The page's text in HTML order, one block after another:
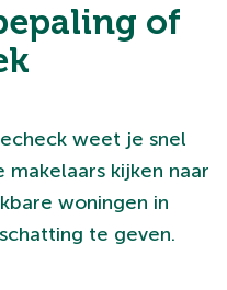
of
weet je snel
kijken naar
woningen in
te geven.